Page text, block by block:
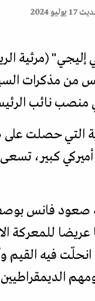
17 يوليو 2024
من مذكرات
منصب نائب
التي حصلت على
كبير، تسعى
فانس بوصفه
عريضا للمعركة
فيه